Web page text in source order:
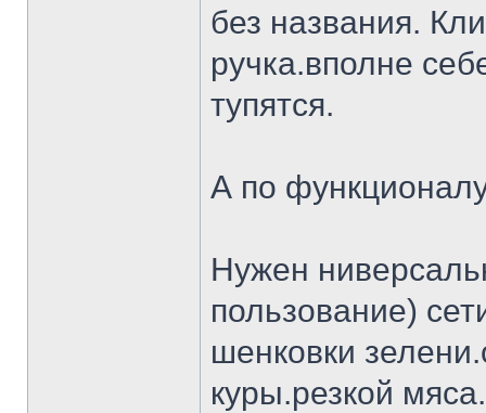
без названия.
ручка.вполне
тупятся.
А по
Нужен
пользование)
шенковки
куры.резкой